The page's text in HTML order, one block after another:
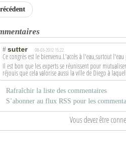
# sutter 08-03-2012 15:22
Ce congrès est le bienvenu.L'accès à l'eau,surtout
Il est bon que les experts se réunissent pour
réjouis que cela valorise aussi la ville de Diego à
Rafraîchir la liste des commentaires
S’abonner au flux RSS pour les
Vous devez être